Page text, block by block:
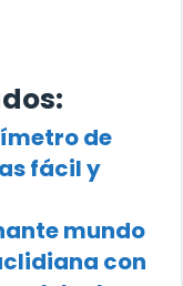
de
fácil y
mundo
con